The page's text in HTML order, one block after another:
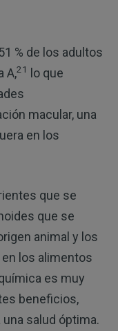
% de los adultos
A,21 lo que
macular, una
en los
que se
que se
animal y los
los alimentos
es muy
beneficios,
salud óptima.